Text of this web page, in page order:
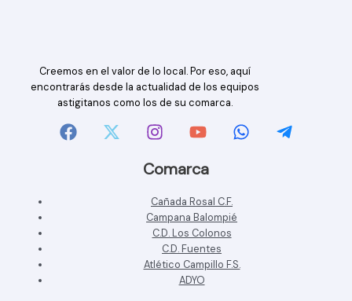
Creemos en el valor de lo local. Por eso, aquí
encontrarás desde la actualidad de los equipos
astigitanos como los de su comarca.
Comarca
Cañada Rosal C.F.
Campana Balompié
C.D. Los Colonos
C.D. Fuentes
Atlético Campillo F.S.
ADYO